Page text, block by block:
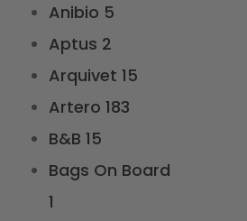
Anibio 5
Aptus 2
Arquivet 15
Artero 183
B&B 15
Bags On Board
1